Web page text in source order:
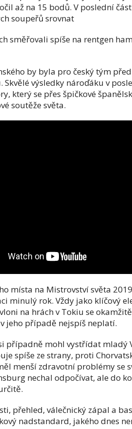
až na 15 bodů. V poslední
soupeřů srovnat
směřovali spíše na rentgen
by byla pro český tým
výsledky nároďáku v
který se přes špičkové
soutěže světa.
místa na Mistrovství světa
minulý rok. Vždy jako klíčový
na hrách v Tokiu se
jeho případě nejspíš neplatí.
případně mohl vystřídat mladý
spíše ze strany, proti
menší zdravotní problémy se
nechal odpočívat, ale do
přehled, válečnický zápal a
nadstandard, jakého dnes